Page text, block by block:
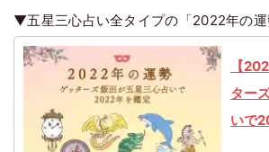
▼五星三心占い全タイプの「2022年の運
【
ター
いで